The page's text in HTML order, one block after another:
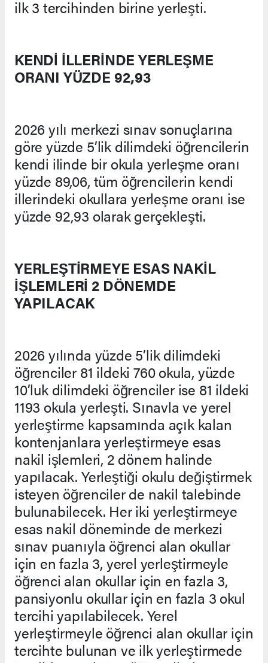
ilk 3 tercihinden birine yerleşti.
KENDİ İLLERİNDE YERLEŞME
ORANI YÜZDE 92,93
2026 yılı merkezi sınav sonuçlarına
göre yüzde 5’lik dilimdeki öğrencilerin
kendi ilinde bir okula yerleşme oranı
yüzde 89,06, tüm öğrencilerin kendi
illerindeki okullara yerleşme oranı ise
yüzde 92,93 olarak gerçekleşti.
YERLEŞTİRMEYE ESAS NAKİL
İŞLEMLERİ 2 DÖNEMDE
YAPILACAK
2026 yılında yüzde 5’lik dilimdeki
öğrenciler 81 ildeki 760 okula, yüzde
10’luk dilimdeki öğrenciler ise 81 ildeki
1193 okula yerleşti. Sınavla ve yerel
yerleştirme kapsamında açık kalan
kontenjanlara yerleştirmeye esas
nakil işlemleri, 2 dönem halinde
yapılacak. Yerleştiği okulu değiştirmek
isteyen öğrenciler de nakil talebinde
bulunabilecek. Her iki yerleştirmeye
esas nakil döneminde de merkezi
sınav puanıyla öğrenci alan okullar
için en fazla 3, yerel yerleştirmeyle
öğrenci alan okullar için en fazla 3,
pansiyonlu okullar için en fazla 3 okul
tercihi yapılabilecek. Yerel
yerleştirmeyle öğrenci alan okullar için
tercihte bulunan ve ilk yerleştirmede